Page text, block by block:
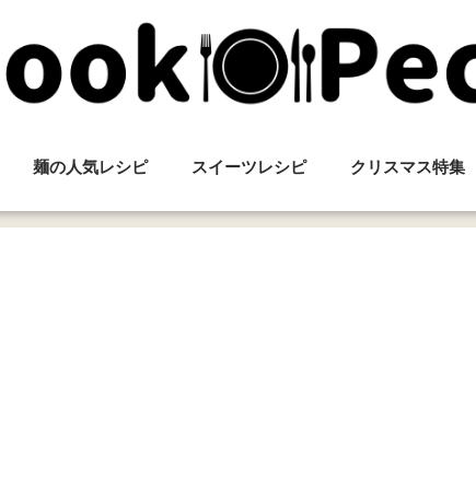
麺の人気レシピ スイーツレシピ クリスマス特集